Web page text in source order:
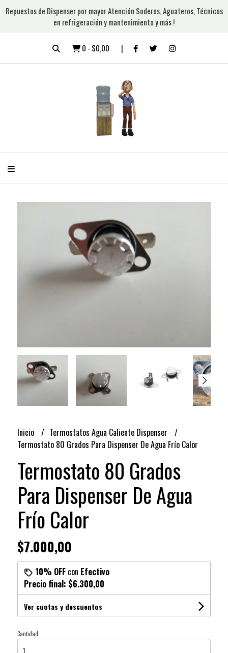
Repuestos de Dispenser por mayor Atención Soderos, Aguateros, Técnicos
en refrigeración y mantenimiento y más !
0 - $0,00
Inicio
Termostatos Agua Caliente Dispenser
Termostato 80 Grados Para Dispenser De Agua Frío Calor
Termostato 80 Grados
Para Dispenser De Agua
Frío Calor
$7.000,00
10% OFFcon Efectivo
Precio final: $6.300,00
Ver cuotas y descuentos
Cantidad